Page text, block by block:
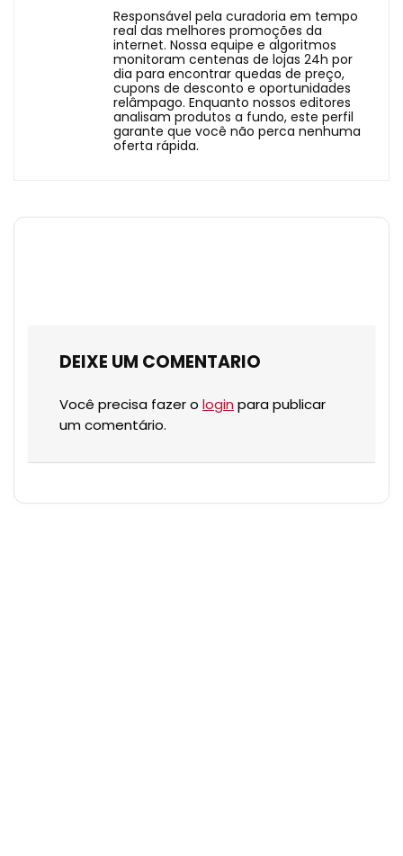
Responsável pela curadoria em tempo
real das melhores promoções da
internet. Nossa equipe e algoritmos
monitoram centenas de lojas 24h por
dia para encontrar quedas de preço,
cupons de desconto e oportunidades
relâmpago. Enquanto nossos editores
analisam produtos a fundo, este perfil
garante que você não perca nenhuma
oferta rápida.
DEIXE UM COMENTARIO
Você precisa fazer o login para publicar
um comentário.